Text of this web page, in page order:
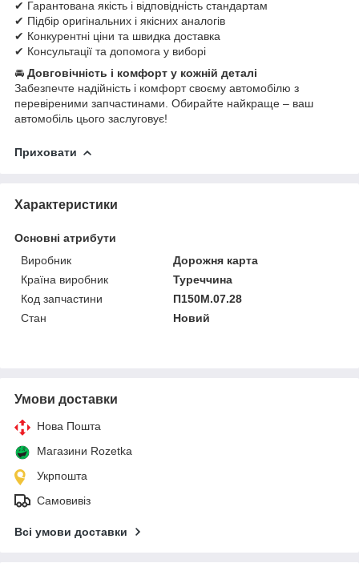
✔ Гарантована якість і відповідність стандартам
✔ Підбір оригінальних і якісних аналогів
✔ Конкурентні ціни та швидка доставка
✔ Консультації та допомога у виборі
🚘 Довговічність і комфорт у кожній деталі
Забезпечте надійність і комфорт своєму автомобілю з
перевіреними запчастинами. Обирайте найкраще – ваш
автомобіль цього заслуговує!
Приховати
Характеристики
Основні атрибути
Виробник
Дорожня карта
Країна виробник
Туреччина
Код запчастини
П150М.07.28
Стан
Новий
Умови доставки
Нова Пошта
Магазини Rozetka
Укрпошта
Самовивіз
Всі умови доставки